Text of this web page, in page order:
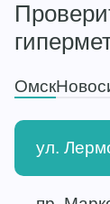
Омск
ул.